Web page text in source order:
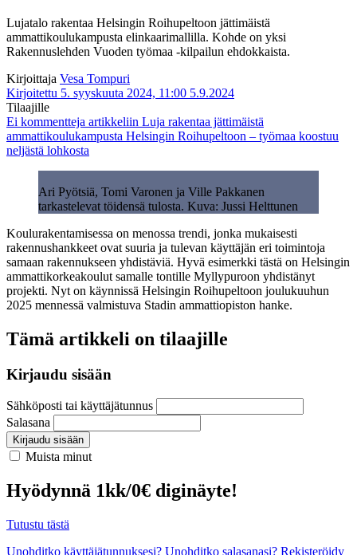
Lujatalo rakentaa Helsingin Roihupeltoon jättimäistä
ammattikoulukampusta elinkaarimallilla. Kohde on yksi
Rakennuslehden Vuoden työmaa -kilpailun ehdokkaista.
Kirjoittaja Vesa Tompuri
Kirjoitettu 5. syyskuuta 2024, 11:00 5.9.2024
Tilaajille
Ei kommentteja artikkeliin Luja rakentaa jättimäistä
ammattikoulukampusta Helsingin Roihupeltoon – työmaa koostuu
neljästä lohkosta
Ari Pyötsiä, Tomi Varonen ja Ville Pakkanen
tarkastelevat töidensä tulosta. Kuva: Jussi Helttunen
Koulurakentamisessa on menossa trendi, jonka mukaisesti
rakennushankkeet ovat suuria ja tulevan käyttäjän eri toimintoja
samaan rakennukseen yhdistäviä. Hyvä esimerkki tästä on Helsingin
ammattikorkeakoulut samalle tontille Myllypuroon yhdistänyt
projekti. Nyt on käynnissä Helsingin Roihupeltoon joulukuuhun
2025 mennessä valmistuva Stadin ammattiopiston hanke.
Tämä artikkeli on tilaajille
Kirjaudu sisään
Sähköposti tai käyttäjätunnus
Salasana
Kirjaudu sisään
Muista minut
Hyödynnä 1kk/0€ diginäyte!
Tutustu tästä
Unohditko käyttäjätunnuksesi? Unohditko salasanasi? Rekisteröidy